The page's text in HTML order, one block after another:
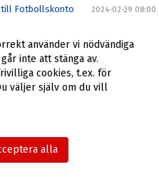
till Fotbollskonto 2024-02-29 08:00
2024-02-27 13:39
2024-02-27 08:44
gruppspel 2024-02-25 22:32
använder vi nödvändiga
inte att stänga av.
cookies, t.ex. för
väljer själv om du vill
alla